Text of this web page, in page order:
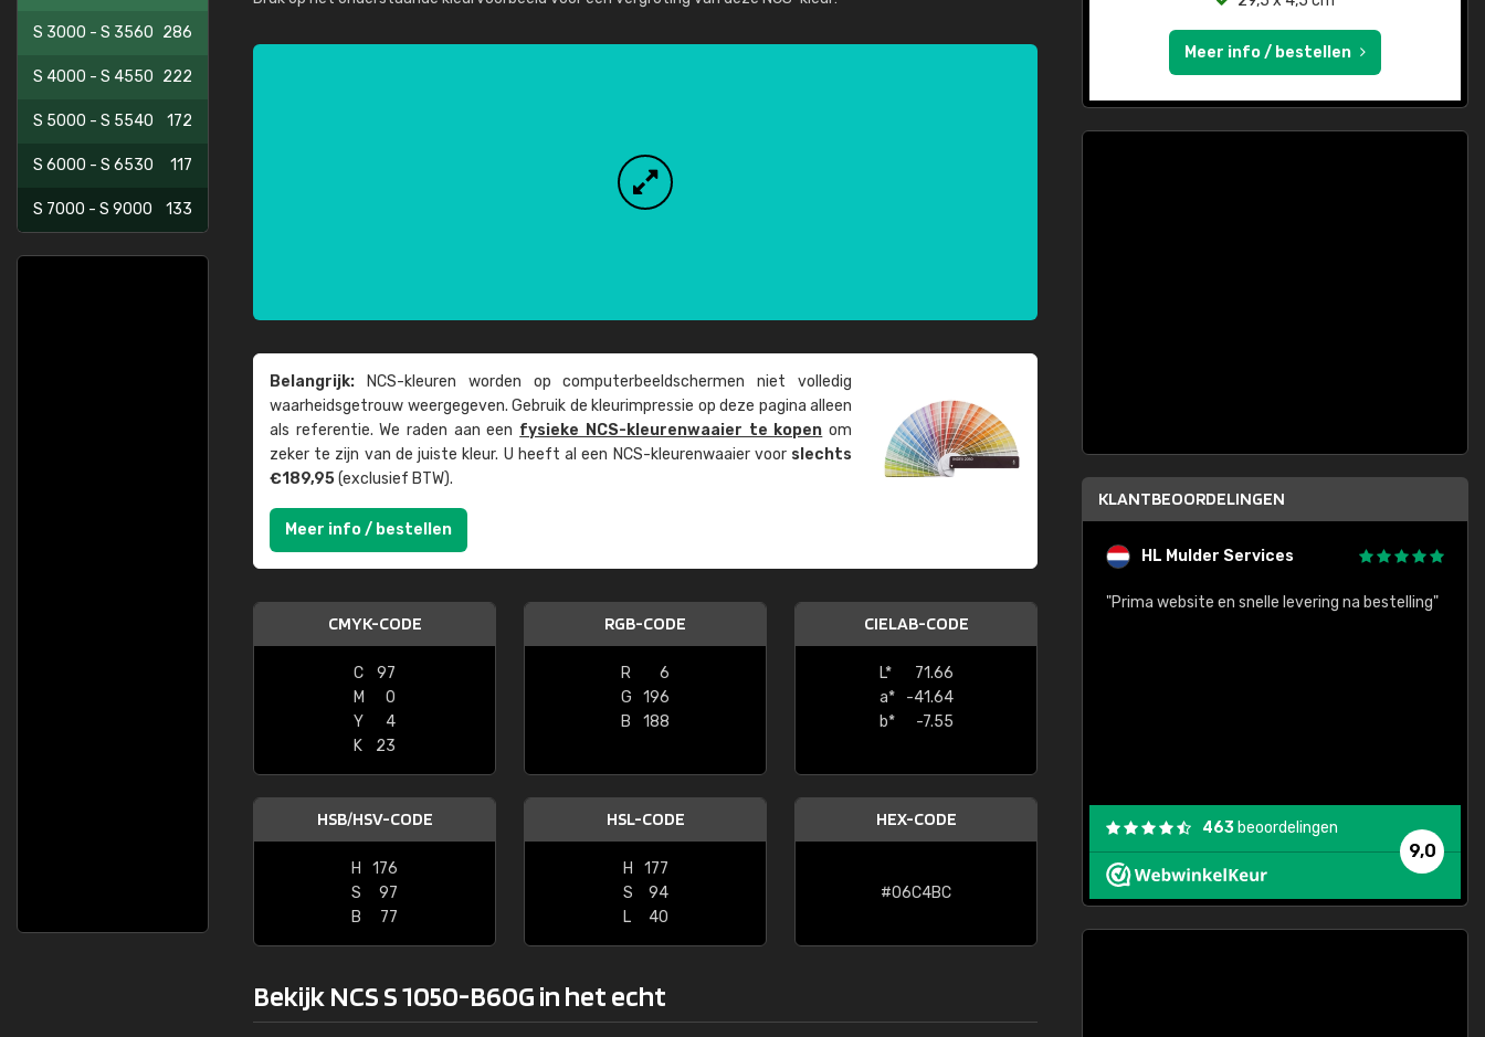
S 3000 - S 3560 286
S 4000 - S 4550 222
S 5000 - S 5540 172
S 6000 - S 6530 117
S 7000 - S 9000 133
Belangrijk: NCS-kleuren worden op computer­beeld­schermen niet volledig
waarheids­­getrouw weer­gegeven. Gebruik de kleur­impressie op deze pagina alleen
als referentie. We raden aan een fysieke NCS-kleuren­waaier te kopen om
zeker te zijn van de juiste kleur. U heeft al een NCS-kleuren­waaier voor slechts
€189,95(exclusief BTW).
Meer info / bestellen
CMYK-CODE
C
97
M
0
Y
4
K
23
RGB-CODE
R
6
G
196
B
188
CIELAB-CODE
L*
71.66
a*
-41.64
b*
-7.55
HSB/HSV-CODE
H
176
S
97
B
77
HSL-CODE
H
177
S
94
L
40
HEX-CODE
#06C4BC
Bekijk NCS S 1050-B60G in het echt
Meer info / bestellen
KLANTBEOORDELINGEN
"Super snelle service en zeer betaalbaar!"
HL Mulder Services
"Prima website en snelle levering na bestelling"
9,0
463 beoordelingen